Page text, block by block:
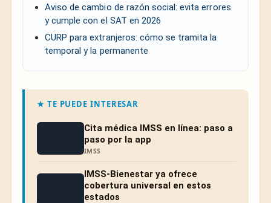
Aviso de cambio de razón social: evita errores
y cumple con el SAT en 2026
CURP para extranjeros: cómo se tramita la
temporal y la permanente
★ TE PUEDE INTERESAR
Cita médica IMSS en línea: paso a
paso por la app
IMSS
IMSS-Bienestar ya ofrece
cobertura universal en estos
estados